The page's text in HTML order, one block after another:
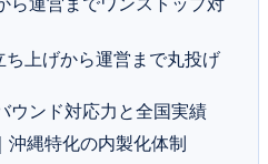
ち上げから運営まで丸投げ
ウンド対応力と全国実績
沖縄特化の内製化体制